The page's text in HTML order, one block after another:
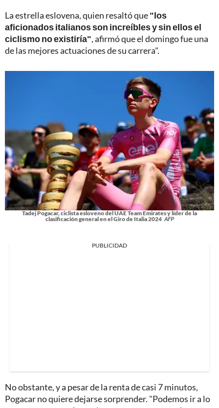
La estrella eslovena, quien resaltó que"los
aficionados italianos son increíbles y sin ellos el
ciclismo no existiría", afirmó que el domingo fue una
de las mejores actuaciones de su carrera".
Tadej Pogacar, ciclista esloveno del UAE Team Emirates y líder de la
clasificación general en el Giro de Italia 2024 AFP
PUBLICIDAD
No obstante, y a pesar de la renta de casi 7 minutos,
Pogacar no quiere dejarse sorprender. "Podemos ir a lo